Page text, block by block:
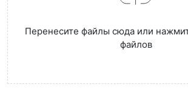
Перенесите файлы сюда или
файлов